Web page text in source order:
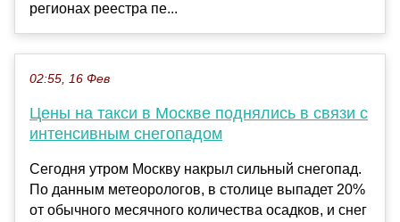
регионах реестра пе...
02:55, 16 Фев
Цены на такси в Москве поднялись в связи с
интенсивным снегопадом
Сегодня утром Москву накрыл сильный снегопад.
По данным метеорологов, в столице выпадет 20%
от обычного месячного количества осадков, и снег